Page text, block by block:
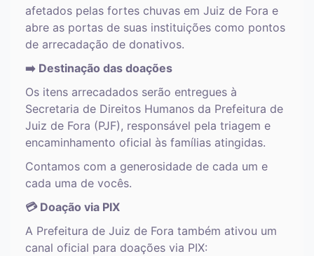
afetados pelas fortes chuvas em Juiz de Fora e
abre as portas de suas instituições como pontos
de arrecadação de donativos.
➡️ Destinação das doações
Os itens arrecadados serão entregues à
Secretaria de Direitos Humanos da Prefeitura de
Juiz de Fora (PJF), responsável pela triagem e
encaminhamento oficial às famílias atingidas.
Contamos com a generosidade de cada um e
cada uma de vocês.
💳 Doação via PIX
A Prefeitura de Juiz de Fora também ativou um
canal oficial para doações via PIX: